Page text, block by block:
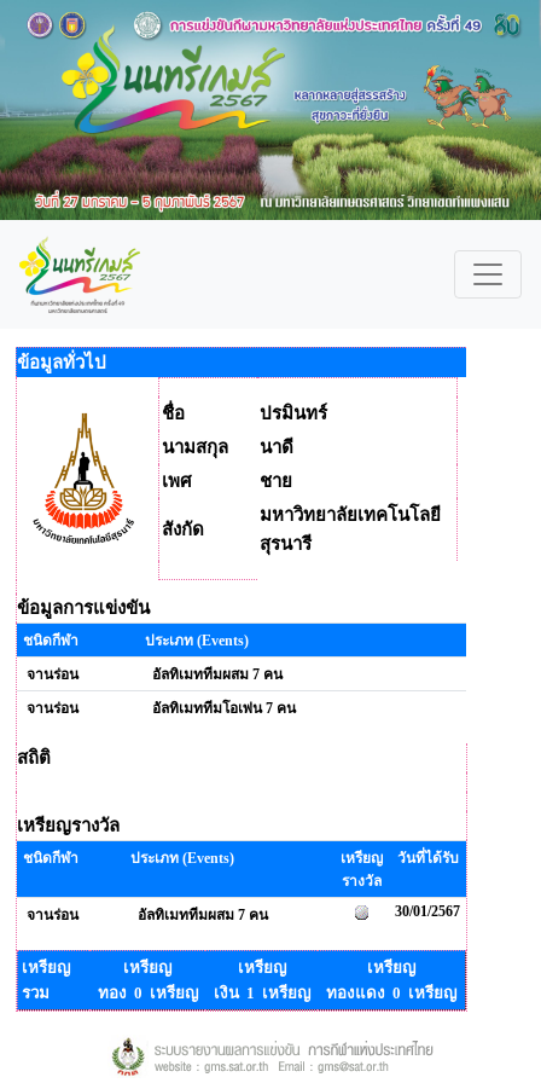
ข้อมูลทั่วไป
ชื่อ
ปรมินทร์
นามสกุล
นาดี
เพศ
ชาย
สังกัด
มหาวิทยาลัยเทคโนโลยี
สุรนารี
ข้อมูลการแข่งขัน
ชนิดกีฬา
ประเภท (Events)
จานร่อน
อัลทิเมททีมผสม 7 คน
จานร่อน
อัลทิเมททีมโอเพ่น 7 คน
สถิติ
เหรียญรางวัล
ชนิดกีฬา ประเภท (Events)
เหรียญ
รางวัล
วันที่ได้รับ
จานร่อน อัลทิเมททีมผสม 7 คน 30/01/2567
เหรียญ
รวม
เหรียญ
ทอง 0 เหรียญ
เหรียญ
เงิน 1 เหรียญ
เหรียญ
ทองแดง 0 เหรียญ